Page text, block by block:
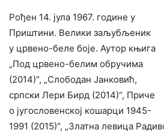
Рођен 14. јула 1967. године у
Приштини. Велики заљубљеник
у црвено-беле боје. Аутор књига
„Под црвено-белим обручима
(2014)“, „Слободан Јанковић,
српски Лери Бирд (2014)“, Приче
о југословенској кошарци 1945-
1991 (2015)“, „Златна левица